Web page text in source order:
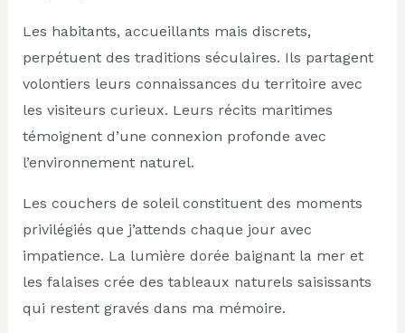
Les habitants, accueillants mais discrets,
perpétuent des traditions séculaires. Ils partagent
volontiers leurs connaissances du territoire avec
les visiteurs curieux. Leurs récits maritimes
témoignent d’une connexion profonde avec
l’environnement naturel.
Les couchers de soleil constituent des moments
privilégiés que j’attends chaque jour avec
impatience. La lumière dorée baignant la mer et
les falaises crée des tableaux naturels saisissants
qui restent gravés dans ma mémoire.